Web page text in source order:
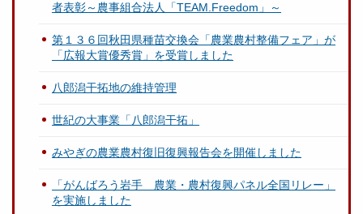
者表彰～農事組合法人「TEAM.Freedom」～
第１３６回秋田県種苗交換会「農業農村整備フェア」が
「広報大賞優秀賞」を受賞しました
八郎潟干拓地の維持管理
世紀の大事業「八郎潟干拓」
みやぎの農業農村復旧復興報告会を開催しました
「がんばろう岩手 農業・農村復興パネル全国リレー」
を実施しました